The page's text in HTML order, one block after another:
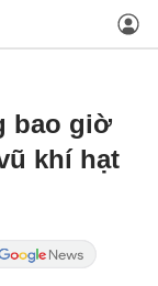
bao giờ
khí hạt